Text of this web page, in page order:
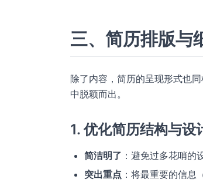
三、简历排版与
除了内容，简历的呈现形式也
中脱颖而出。
1. 优化简历结构与设
简洁明了 ：避免过多花哨的
突出重点 ：将最重要的信息